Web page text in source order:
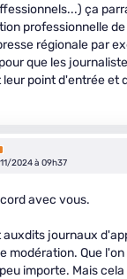
ça
professionnelle
régionale par
que les
point d'entrée et
2024 à 09h37
avec vous.
journaux
modération. Que
importe. Mais